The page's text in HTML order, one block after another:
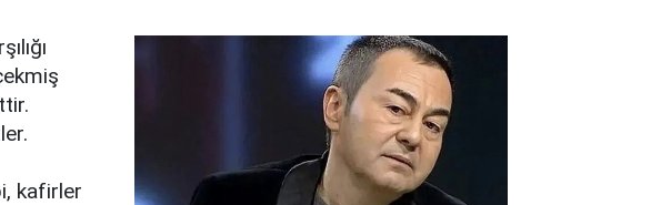
kafirler